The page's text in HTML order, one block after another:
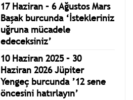
17 Haziran – 6 Ağustos Mars
Başak burcunda ‘İstekleriniz
uğruna mücadele
edeceksiniz’
10 Haziran 2025 – 30
Haziran 2026 Jüpiter
Yengeç burcunda ’12 sene
öncesini hatırlayın’